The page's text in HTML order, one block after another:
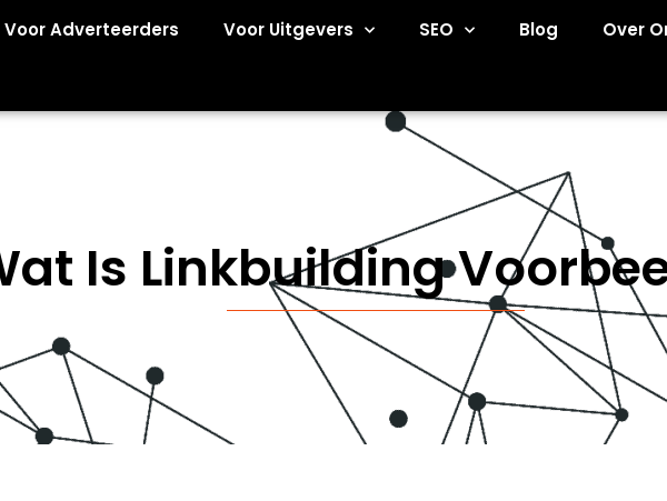
Voor Adverteerders Voor Uitgevers SEO Blog Over
Is Linkbuilding